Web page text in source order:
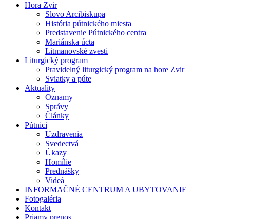
Hora Zvir
Slovo Arcibiskupa
História pútnického miesta
Predstavenie Pútnického centra
Mariánska úcta
Litmanovské zvesti
Liturgický program
Pravidelný liturgický program na hore Zvir
Sviatky a púte
Aktuality
Oznamy
Správy
Články
Pútnici
Uzdravenia
Svedectvá
Úkazy
Homílie
Prednášky
Videá
INFORMAČNÉ CENTRUM A UBYTOVANIE
Fotogaléria
Kontakt
Priamy prenos